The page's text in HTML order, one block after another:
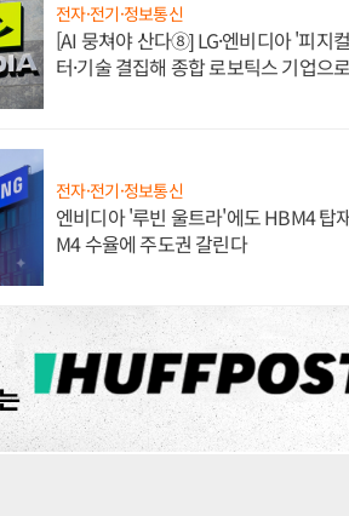
전자·전기·정보통신
[AI 뭉쳐야 산다⑧] LG·엔비디아 '피지
터·기술 결집해 종합 로보틱스 기업으로
전자·전기·정보통신
엔비디아 '루빈 울트라'에도 HBM4 탑
M4 수율에 주도권 갈린다